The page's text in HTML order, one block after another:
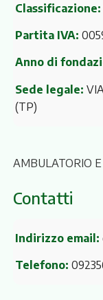
Classificazione:
Partita IVA:
Anno di
Sede legale:
(TP)
AMBULATORIO
Contatti
Indirizzo email:
Telefono: